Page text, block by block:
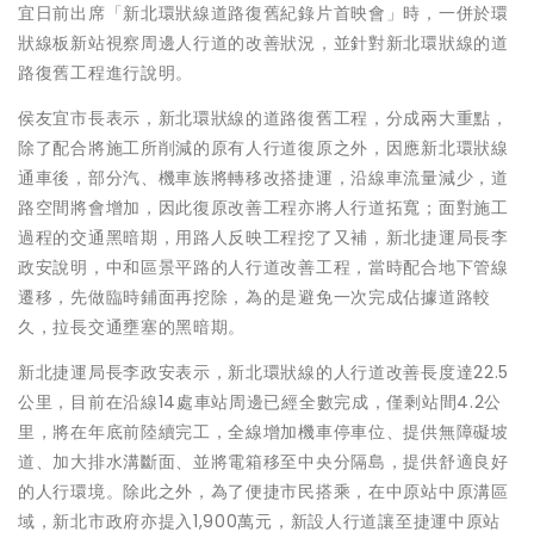
宜日前出席「新北環狀線道路復舊紀錄片首映會」時，一併於環
狀線板新站視察周邊人行道的改善狀況，並針對新北環狀線的道
路復舊工程進行說明。
侯友宜市長表示，新北環狀線的道路復舊工程，分成兩大重點，
除了配合將施工所削減的原有人行道復原之外，因應新北環狀線
通車後，部分汽、機車族將轉移改搭捷運，沿線車流量減少，道
路空間將會增加，因此復原改善工程亦將人行道拓寬；面對施工
過程的交通黑暗期，用路人反映工程挖了又補，新北捷運局長李
政安說明，中和區景平路的人行道改善工程，當時配合地下管線
遷移，先做臨時鋪面再挖除，為的是避免一次完成佔據道路較
久，拉長交通壅塞的黑暗期。
新北捷運局長李政安表示，新北環狀線的人行道改善長度達22.5
公里，目前在沿線14處車站周邊已經全數完成，僅剩站間4.2公
里，將在年底前陸續完工，全線增加機車停車位、提供無障礙坡
道、加大排水溝斷面、並將電箱移至中央分隔島，提供舒適良好
的人行環境。除此之外，為了便捷市民搭乘，在中原站中原溝區
域，新北市政府亦提入1,900萬元，新設人行道讓至捷運中原站